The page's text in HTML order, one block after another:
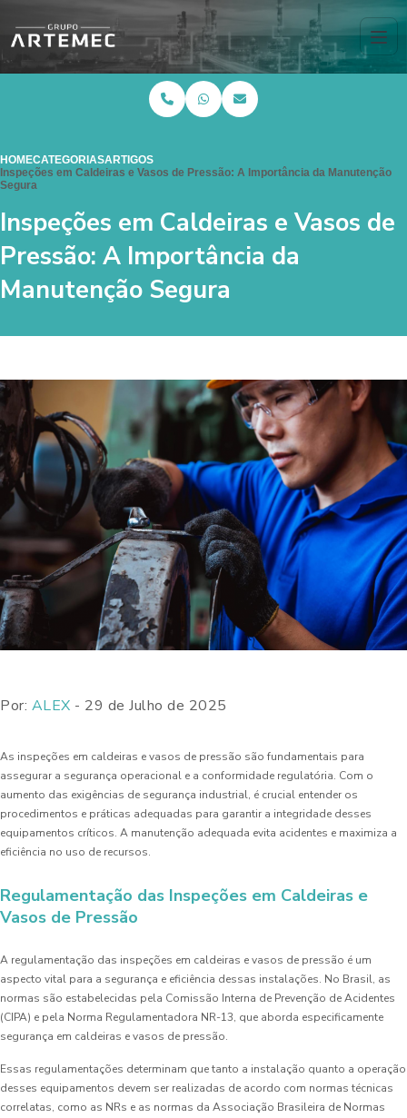
HOMECATEGORIASARTIGOS
Inspeções em Caldeiras e Vasos de Pressão: A Importância da Manutenção
Segura
Inspeções em Caldeiras e Vasos de
Pressão: A Importância da
Manutenção Segura
Por: ALEX - 29 de Julho de 2025
As inspeções em caldeiras e vasos de pressão são fundamentais para
assegurar a segurança operacional e a conformidade regulatória. Com o
aumento das exigências de segurança industrial, é crucial entender os
procedimentos e práticas adequadas para garantir a integridade desses
equipamentos críticos. A manutenção adequada evita acidentes e maximiza a
eficiência no uso de recursos.
Regulamentação das Inspeções em Caldeiras e
Vasos de Pressão
A regulamentação das inspeções em caldeiras e vasos de pressão é um
aspecto vital para a segurança e eficiência dessas instalações. No Brasil, as
normas são estabelecidas pela Comissão Interna de Prevenção de Acidentes
(CIPA) e pela Norma Regulamentadora NR-13, que aborda especificamente
segurança em caldeiras e vasos de pressão.
Essas regulamentações determinam que tanto a instalação quanto a operação
desses equipamentos devem ser realizadas de acordo com normas técnicas
correlatas, como as NRs e as normas da Associação Brasileira de Normas